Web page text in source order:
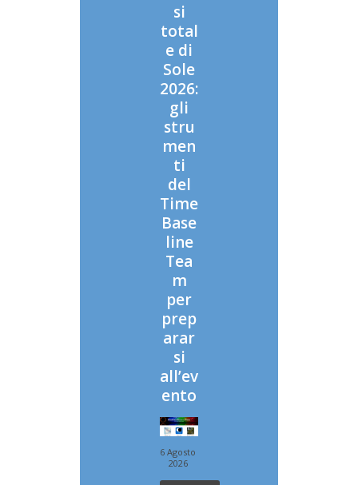
si
total
e di
Sole
2026:
gli
stru
men
ti
del
Time
Base
line
Tea
m
per
prep
arar
si
all’ev
ento
6 Agosto
2026